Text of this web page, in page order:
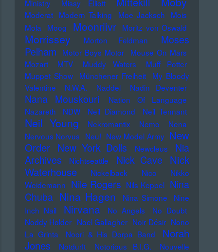
Ministry Missy Elliott
Moderat Modern Talking Moe Jacksch
Mois
Mola
Moog Moonriivr Moritz von Oswald
Morrissey Morton Feldman
Moses
Pelham
Motor Boys Motor
Mouse On Mars
Mozart
MTV Muddy Waters
Muff Potter
Muppet Show
Münchener Freiheit
My Bloody
Valentine
N.W.A. Naddel Nadin Deventer
Nana Mouskouri
Nation Of Language
Nazareth
NDW Neil Diamond Neil Tennant
Neil Young Nekromantix Nemo
Nena
Nervous Norvus Neu! New Model Army New
Order New York Dolls Newcleus
Nia
Archives
Nichtseattle Nick Cave
Nick
Waterhouse
Nickelback Nico
Nikko
Weidemann Nile Rogers Nils Keppel Nina
Chuba Nina Hagen Nina Simone
Nine
Inch Nail
Nirvana No Angels
No Doubt
Noddy Holder Noel Gallagher Noir Désir Nono
La Grinta
Noori & His Dorpa Band
Norah
Jones
Notdurft Notorious B.I.G. Nouvelle